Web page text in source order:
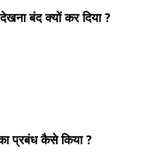
बंद क्यों कर दिया ?
प्रबंध कैसे किया ?